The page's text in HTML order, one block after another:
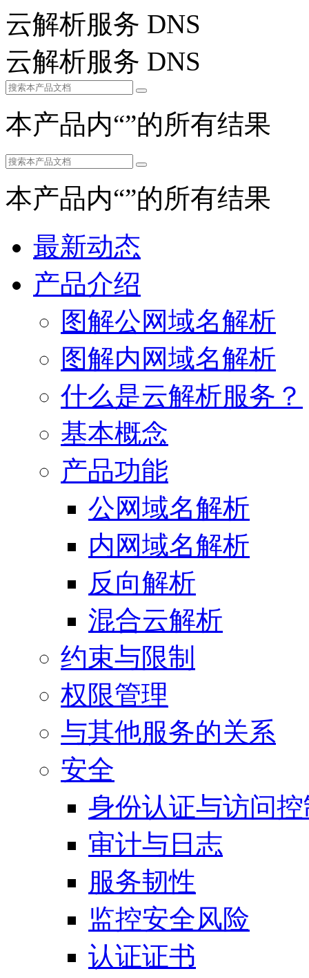
云解析服务 DNS
云解析服务 DNS
本产品内“”的所有结果
本产品内“”的所有结果
最新动态
产品介绍
图解公网域名解析
图解内网域名解析
什么是云解析服务？
基本概念
产品功能
公网域名解析
内网域名解析
反向解析
混合云解析
约束与限制
权限管理
与其他服务的关系
安全
身份认证与访问
审计与日志
服务韧性
监控安全风险
认证证书